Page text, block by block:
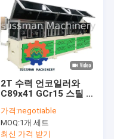
2T 수력 언코일러와
C89x41 GCr15 스틸 스
가격:negotiable
MOQ:1개 세트
최신 가격 받기